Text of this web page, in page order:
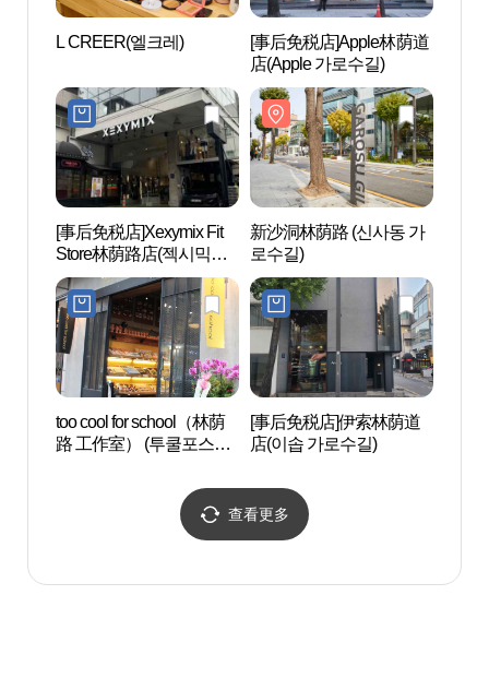
L CREER(엘크레)
[事后免税店]Apple林荫道
店(Apple 가로수길)
[事后免税店]Xexymix Fit
Store林荫路店(젝시믹스
핏 스토어 가로수길점)
新沙洞林荫路 (신사동 가
로수길)
too cool for school（林荫
路 工作室） (투쿨포스쿨
[事后免税店]伊索林荫道
店(이솝 가로수길)
查看更多